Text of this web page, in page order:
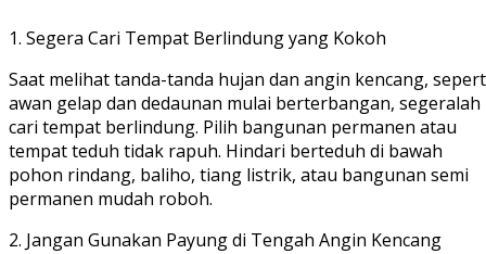
1. Segera Cari Tempat Berlindung yang Kokoh
Saat melihat tanda-tanda hujan dan angin kencang,
awan gelap dan dedaunan mulai berterbangan, segeralah
cari tempat berlindung. Pilih bangunan permanen atau
tempat teduh tidak rapuh. Hindari berteduh di bawah
pohon rindang, baliho, tiang listrik, atau bangunan semi
permanen mudah roboh.
2. Jangan Gunakan Payung di Tengah Angin Kencang